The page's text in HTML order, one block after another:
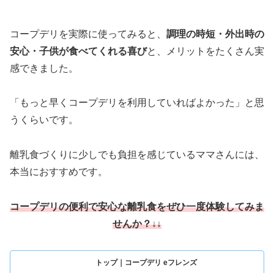
コープデリを実際に使ってみると、 調理の時短・外出時の
安心・子供が食べてくれる喜びと、メリットをたくさん実
感できました。
「もっと早くコープデリを利用していればよかった」と思
うくらいです。
離乳食づくりに少しでも負担を感じているママさんには、
本当におすすめです。
コープデリの便利で安心な離乳食をぜひ一度体験してみま
せんか？↓↓
トップ｜コープデリ eフレンズ